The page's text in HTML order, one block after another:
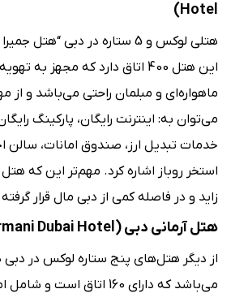
Hotel)
هتلی لوکس و 5 ستاره در دبی “هتل
این هتل 400 اتاق دارد که مجهز به
ماهواره‌ای و مبلمان راحتی می‌باشد و از
خدمات تبدیل ارز، صندوق امانات، سالن
استخر روباز اشاره کرد. مهم‌تر این که
زاید و در فاصله کمی از دبی مال قرار
هتل آرمانی دبی (Armani Dubai Hotel)
از دیگر هتل‌های پنج ستاره لوکس در
می‌باشد که دارای 160 اتاق